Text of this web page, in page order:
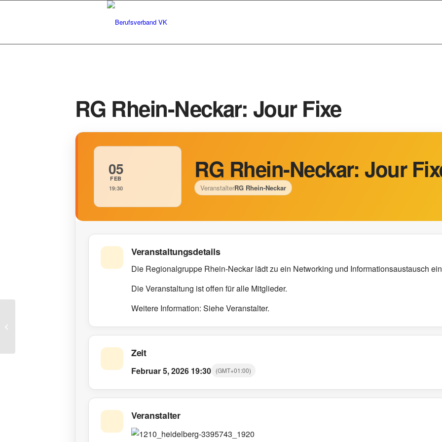
RG Rhein-Neckar: Jour Fixe
05
FEB
19:30
RG Rhein-Neckar: Jour
VeranstalterRG Rhein-Neckar
Veranstaltungsdetails
Die Regionalgruppe Rhein-Neckar lädt zu ein Networking und Informationsaustausch
Die Veranstaltung ist offen für alle Mitglieder.
Weitere Information: Siehe Veranstalter.
Zeit
Februar 5, 2026 19:30 (GMT+01:00)
Veranstalter
RG Düsseldorf: Stammtisch